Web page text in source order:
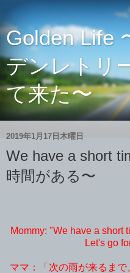
Golden Life
デンレトリ
て来た〜
2019年1月17日木曜日
We have a short
時間がある〜
Mommy: "We have a short
Let's go
ママ：「次の雨が来るま